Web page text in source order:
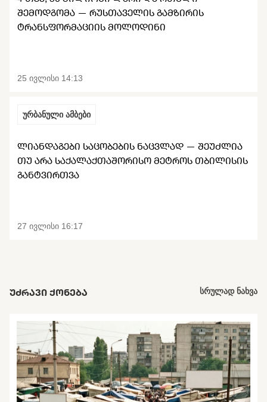
ᲨᲔᲛᲝᲓᲒᲝᲛᲐ — ᲠᲣᲡᲗᲐᲕᲔᲚᲘᲡ ᲒᲐᲛᲖᲘᲠᲘᲡ
ᲢᲠᲐᲜᲡᲤᲝᲠᲛᲐᲪᲘᲘᲡ ᲛᲝᲚᲝᲓᲘᲜᲘ
25 ივლისი 14:13
ურბანული ამბები
ᲚᲘᲐᲜᲓᲐᲒᲔᲑᲘ ᲡᲐᲪᲝᲑᲔᲑᲘᲡ ᲜᲐᲪᲕᲚᲐᲓ — ᲨᲔᲣᲫᲚᲘᲐ
ᲗᲣ ᲐᲠᲐ ᲡᲐᲥᲐᲚᲐᲥᲗᲐᲨᲝᲠᲘᲡᲝ ᲛᲔᲢᲠᲝᲡ ᲗᲑᲘᲚᲘᲡᲘᲡ
ᲒᲐᲜᲢᲕᲘᲠᲗᲕᲐ
27 ივლისი 16:17
ᲣᲫᲠᲐᲕᲘ ᲥᲝᲜᲔᲑᲐ სრულად ნახვა